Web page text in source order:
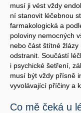
musí ji vést vždy
ní stanovit léčebnou
farmakologická a
poloviny nemocných
nebo část štítné
odstranit. Součástí
i psychické šetření,
musí být vždy přísně
vyvolávající příčiny a
Co mě čeká u